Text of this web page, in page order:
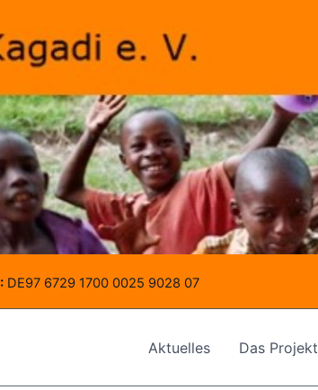
DE97 6729 1700 0025 9028 07
Aktuelles Das Projekt